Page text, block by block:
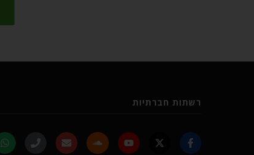
רשתות חברתיות